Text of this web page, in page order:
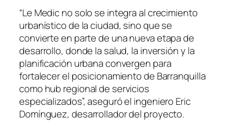
“Le Medic no solo se integra al crecimiento
urbanístico de la ciudad, sino que se
convierte en parte de una nueva etapa de
desarrollo, donde la salud, la inversión y la
planificación urbana convergen para
fortalecer el posicionamiento de Barranquilla
como hub regional de servicios
especializados”, aseguró el ingeniero Eric
Domínguez, desarrollador del proyecto.